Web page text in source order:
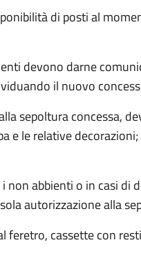
di posti al
devono darne
il nuovo
sepoltura concessa,
e le relative
non abbienti o in casi di
autorizzazione alla
cassette con